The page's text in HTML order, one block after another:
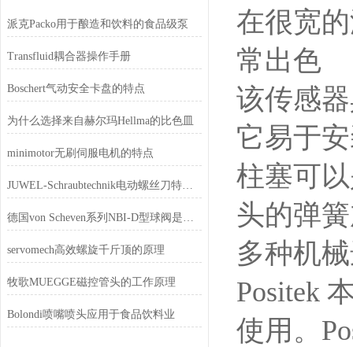
派克Packo用于酿造和饮料的食品级泵
Transfluid耦合器操作手册
Boschert气动安全卡盘的特点
为什么选择来自赫尔玛Hellma的比色皿
minimotor无刷伺服电机的特点
JUWEL-Schraubtechnik电动螺丝刀特点和功能
德国von Scheven系列NBI-D型球阀是一款具有高精度、高可靠性
servomech高效螺旋千斤顶的原理
牧歌MUEGGE磁控管头的工作原理
Bolondi喷嘴喷头应用于食品饮料业
在很宽
常出色
该传感
它易于
柱塞可
头的弹
多种机
Positek
使用。